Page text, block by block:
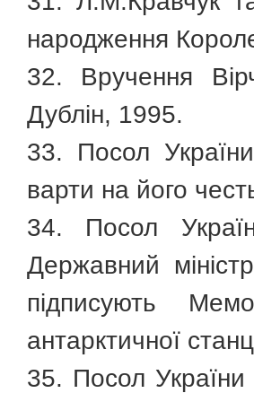
народження
32. Вручення
Дублін, 1995.
33. Посол
варти на його
34. Посол
Державний
підписують
антарктичної
35. Посол України